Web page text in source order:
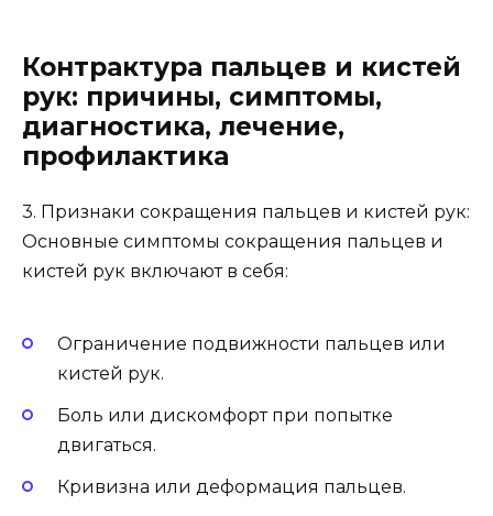
Контрактура пальцев и кистей
рук: причины, симптомы,
диагностика, лечение,
профилактика
3. Признаки сокращения пальцев и кистей рук:
Основные симптомы сокращения пальцев и
кистей рук включают в себя:
Ограничение подвижности пальцев или
кистей рук.
Боль или дискомфорт при попытке
двигаться.
Кривизна или деформация пальцев.